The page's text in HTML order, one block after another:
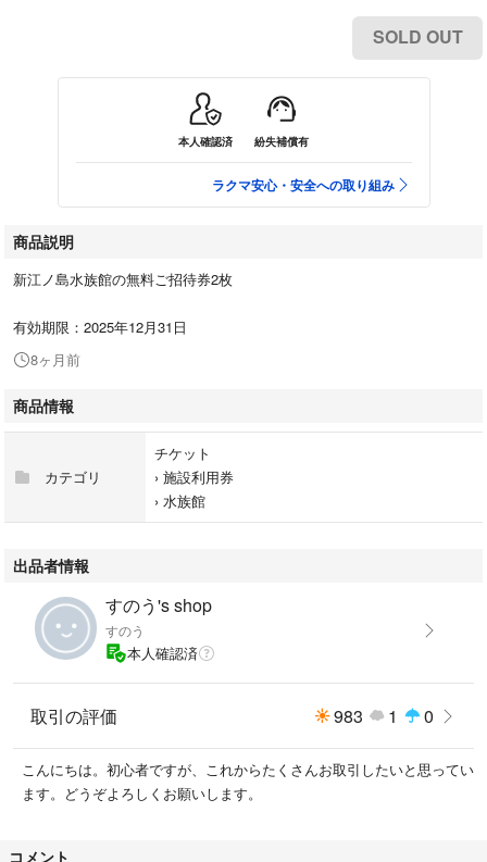
SOLD OUT
本人確認済 紛失補償有
ラクマ安心・安全への取り組み
商品説明
新江ノ島水族館の無料ご招待券2枚
有効期限：2025年12月31日
8ヶ月前
商品情報
カテゴリ
チケット
› 施設利用券
› 水族館
出品者情報
すのう's shop
すのう
本人確認済
取引の評価 983 1 0
こんにちは。初心者ですが、これからたくさんお取引したいと思ってい
ます。どうぞよろしくお願いします。
コメント